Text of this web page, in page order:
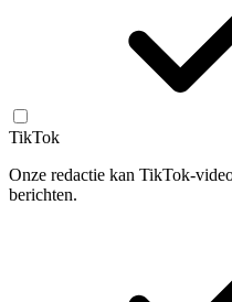
TikTok
Onze redactie kan TikTok-
berichten.